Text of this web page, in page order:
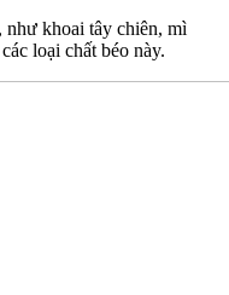
như khoai tây chiên, mì
loại chất béo này.